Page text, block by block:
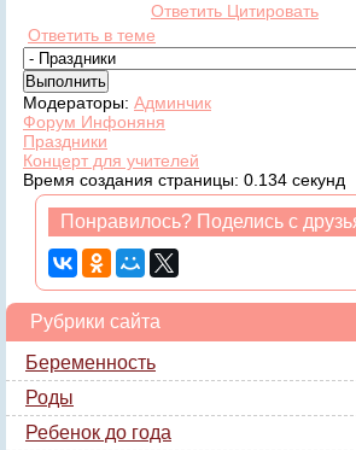
Ответить Цитировать
Ответить в теме
Модераторы: Админчик
Форум Инфоняня
Праздники
Концерт для учителей
Время создания страницы: 0.134 секунд
Понравилось? Поделись с
Рубрики сайта
Беременность
Роды
Ребенок до года